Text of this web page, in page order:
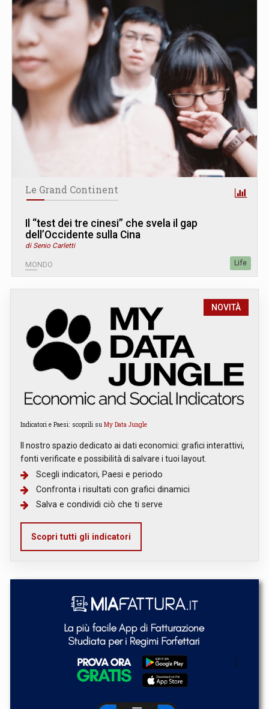
Le Grand Continent
Il “test dei tre cinesi” che svela il gap
dell’Occidente sulla Cina
di Senio Carletti
MONDO Life
NOVITÀ
Indicatori e Paesi: scoprili su My Data Jungle
Il nostro spazio dedicato ai dati economici: grafici interattivi,
fonti verificate e possibilità di salvare i tuoi layout.
Scegli indicatori, Paesi e periodo
Confronta i risultati con grafici dinamici
Salva e condividi ciò che ti serve
Scopri tutti gli indicatori